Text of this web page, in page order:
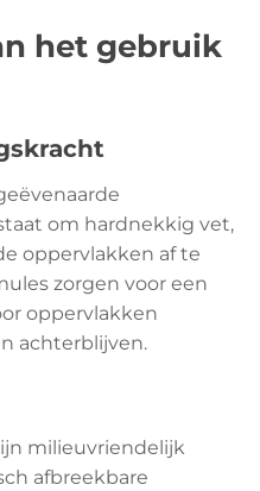
het gebruik
om hardnekkig vet,
oppervlakken af te
zorgen voor een
oppervlakken
achterblijven.
milieuvriendelijk
afbreekbare